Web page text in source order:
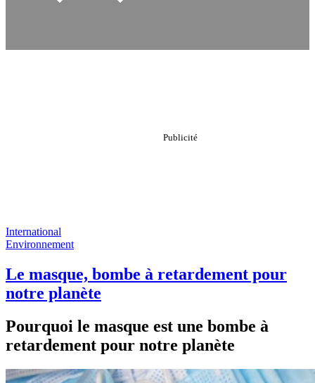
International
Environnement
Le masque, bombe à retardement pour
notre planète
Pourquoi le masque est une bombe à
retardement pour notre planète